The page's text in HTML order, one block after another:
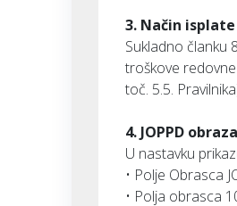
3. Način
Sukladno članku
troškove
toč. 5.5.
4. JOPPD
U nastavku
• Polje Obrasca
• Polja obrasca